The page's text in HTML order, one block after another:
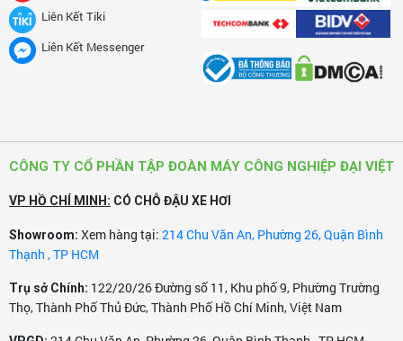
Vì sức khoẻ cộng đồng:
Không chỉ phục vụ nhu cầu
khách hàng các nước mà những sản phẩm đến từ
Nhật bản còn đáp ứng được nhu cầu của chính cộng
đồng người Nhật. Do đó, các doanh nghiệp Nhật
♦ Bởi chính những lý do đó mà Tập Đoàn Máy Công
Nghiệp Đại Việt chúng tôi đưa về dòng sản phẩm máy hút
bụi và hút nước công nghiệp
hiệu thuần Việt áp dụng trên công nghê dây truyền tiến
tiến nhất đến từ Nhật Bản
♦ Các dòng sản phẩm mang thương hiệu từ Nhật
Bản
DAVI CLEAN có công suất từ
Liên Kết Tiki
Liên Kết Messenger
CÔNG TY CỔ PHẦN TẬP ĐOÀN MÁY CÔNG NGHIỆP ĐẠI VIỆT
VP HỒ CHÍ MINH: CÓ CHỖ ĐẬU XE HƠI
Showroom: Xem hàng tại: 214 Chu Văn An, Phường 26, Quận Bình
Thạnh , TP HCM
Trụ sở Chính: 122/20/26 Đường số 11, Khu phố 9, Phường Trường
Thọ, Thành Phố Thủ Đức, Thành Phố Hồ Chí Minh, Việt Nam